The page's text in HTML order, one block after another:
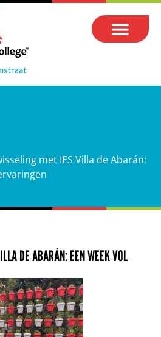
met IES Villa de Abarán:
DE ABARÁN: EEN WEEK VOL